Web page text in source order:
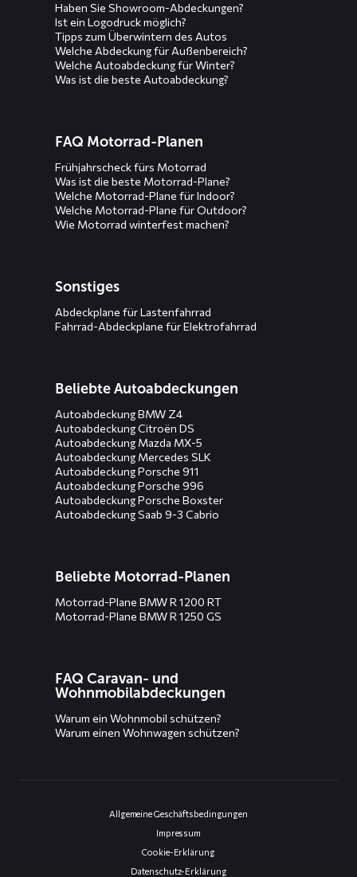
Haben Sie Showroom-Abdeckungen?
Ist ein Logodruck möglich?
Tipps zum Überwintern des Autos
Welche Abdeckung für Außenbereich?
Welche Autoabdeckung für Winter?
Was ist die beste Autoabdeckung?
FAQ Motorrad-Planen
Frühjahrscheck fürs Motorrad
Was ist die beste Motorrad-Plane?
Welche Motorrad-Plane für Indoor?
Welche Motorrad-Plane für Outdoor?
Wie Motorrad winterfest machen?
Sonstiges
Abdeckplane für Lastenfahrrad
Fahrrad-Abdeckplane für Elektrofahrrad
Beliebte Autoabdeckungen
Autoabdeckung BMW Z4
Autoabdeckung Citroën DS
Autoabdeckung Mazda MX-5
Autoabdeckung Mercedes SLK
Autoabdeckung Porsche 911
Autoabdeckung Porsche 996
Autoabdeckung Porsche Boxster
Autoabdeckung Saab 9-3 Cabrio
Beliebte Motorrad-Planen
Motorrad-Plane BMW R 1200 RT
Motorrad-Plane BMW R 1250 GS
FAQ Caravan- und
Wohnmobilabdeckungen
Warum ein Wohnmobil schützen?
Warum einen Wohnwagen schützen?
Allgemeine Geschäftsbedingungen
Impressum
Cookie-Erklärung
Datenschutz-Erklärung